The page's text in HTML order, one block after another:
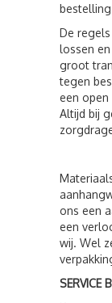
De
lossen
groot
tegen
een open
Altijd bij
ons een
een
wij. Wel
SERVICE